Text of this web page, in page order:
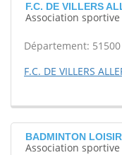
F.C. DE VILLERS
Association sportive
Département: 51500
F.C. DE VILLERS
BADMINTON
Association sportive